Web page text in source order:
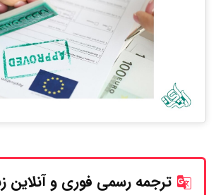
ترجمه رسمی فوری و آنلاین